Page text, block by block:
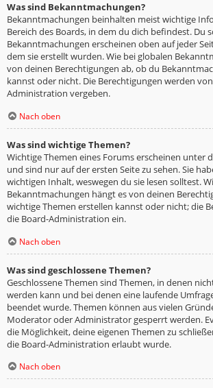
Was sind Bekanntmachungen?
Bekanntmachungen beinhalten meist wichtige
Bereich des Boards, in dem du dich befindest. Du
Bekanntmachungen erscheinen oben auf jeder
dem sie erstellt wurden. Wie bei globalen
von deinen Berechtigungen ab, ob du
kannst oder nicht. Die Berechtigungen werden
Administration vergeben.
Nach oben
Was sind wichtige Themen?
Wichtige Themen eines Forums erscheinen unter
und sind nur auf der ersten Seite zu sehen. Sie
wichtigen Inhalt, weswegen du sie lesen solltest.
Bekanntmachungen hängt es von deinen
wichtige Themen erstellen kannst oder nicht; die
die Board-Administration ein.
Nach oben
Was sind geschlossene Themen?
Geschlossene Themen sind Themen, in denen
werden kann und bei denen eine laufende
beendet wurde. Themen können aus vielen
Moderator oder Administrator gesperrt werden.
die Möglichkeit, deine eigenen Themen zu
die Board-Administration erlaubt wurde.
Nach oben